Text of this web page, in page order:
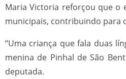
Maria Victoria reforçou que o
municipais, contribuindo para
“Uma criança que fala duas
menina de Pinhal de São
deputada.